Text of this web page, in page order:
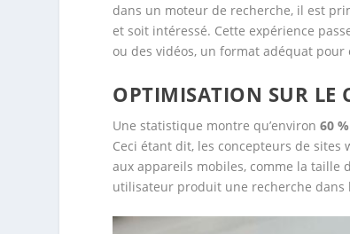
dans un moteur de recherche, il est
et soit intéressé. Cette expérience
ou des vidéos, un format adéquat
OPTIMISATION SUR LE
Une statistique montre qu’environ60 %
Ceci étant dit, les concepteurs de
aux appareils mobiles, comme la taille
utilisateur produit une recherche dans